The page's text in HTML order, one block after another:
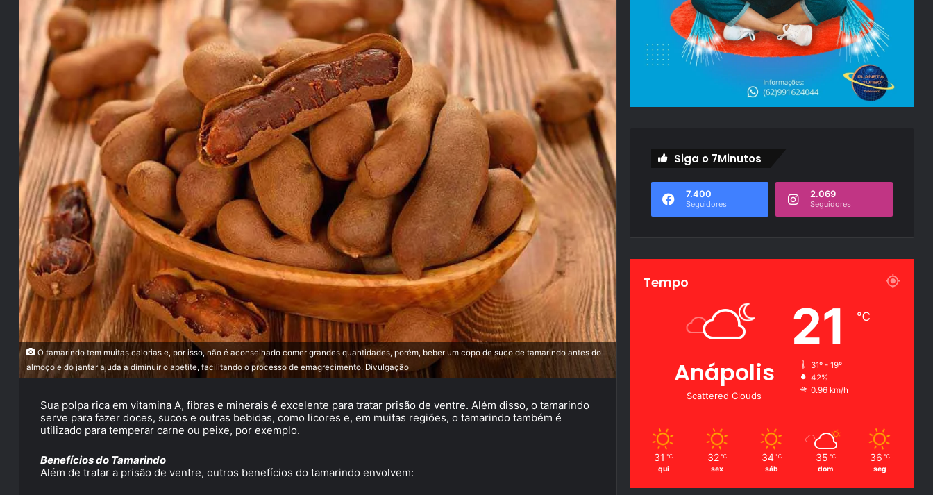
O tamarindo tem muitas calorias e, por isso, não é aconselhado comer grandes quantidades, porém, beber um copo de suco de tamarindo antes do
almoço e do jantar ajuda a diminuir o apetite, facilitando o processo de emagrecimento. Divulgação
Sua polpa rica em vitamina A, fibras e minerais é excelente para tratar prisão de ventre. Além disso, o tamarindo
serve para fazer doces, sucos e outras bebidas, como licores e, em muitas regiões, o tamarindo também é
utilizado para temperar carne ou peixe, por exemplo.
Benefícios do Tamarindo
Além de tratar a prisão de ventre, outros benefícios do tamarindo envolvem:
Siga o 7Minutos
7.400
Seguidores
2.069
Seguidores
Tempo
Anápolis
Scattered Clouds
21 ℃
31º - 19º
42%
0.96 km/h
31 ℃
qui
32 ℃
sex
34 ℃
sáb
35 ℃
dom
36 ℃
seg